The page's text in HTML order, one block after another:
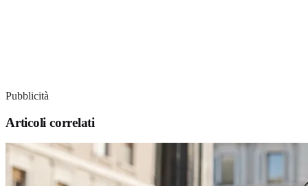
Pubblicità
Articoli correlati